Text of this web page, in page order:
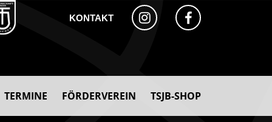
KONTAKT
TERMINE FÖRDERVEREIN TSJB-SHOP